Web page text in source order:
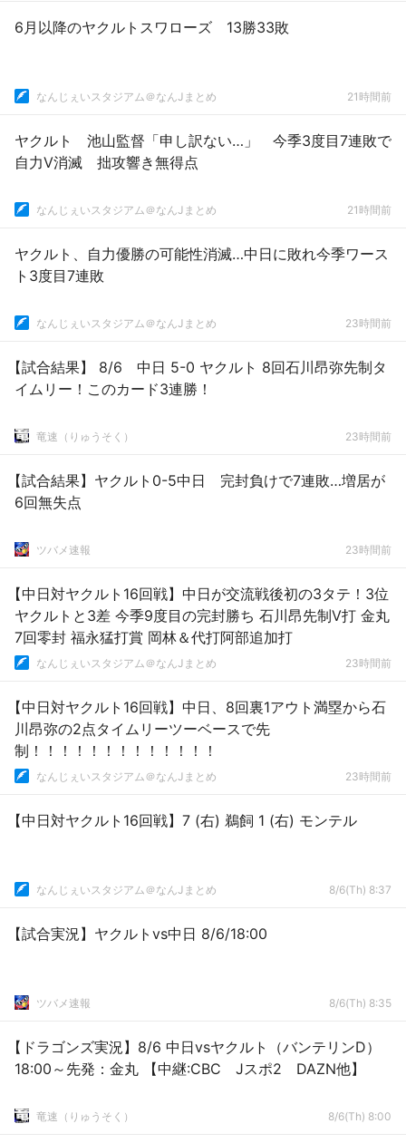
6月以降のヤクルトスワローズ 13勝33敗
なんじぇいスタジアム＠なんJまとめ 21時間前
ヤクルト 池山監督「申し訳ない…」 今季3度目7連敗で
自力V消滅 拙攻響き無得点
なんじぇいスタジアム＠なんJまとめ 21時間前
ヤクルト、自力優勝の可能性消滅…中日に敗れ今季ワース
ト3度目7連敗
なんじぇいスタジアム＠なんJまとめ 23時間前
【試合結果】 8/6 中日 5-0 ヤクルト 8回石川昂弥先制タ
イムリー！このカード3連勝！
竜速（りゅうそく） 23時間前
【試合結果】ヤクルト0-5中日 完封負けで7連敗…増居が
6回無失点
ツバメ速報 23時間前
【中日対ヤクルト16回戦】中日が交流戦後初の3タテ！3位
ヤクルトと3差 今季9度目の完封勝ち 石川昂先制V打 金丸
7回零封 福永猛打賞 岡林＆代打阿部追加打
なんじぇいスタジアム＠なんJまとめ 23時間前
【中日対ヤクルト16回戦】中日、8回裏1アウト満塁から石
川昂弥の2点タイムリーツーベースで先
制！！！！！！！！！！！！！
なんじぇいスタジアム＠なんJまとめ 23時間前
【中日対ヤクルト16回戦】7 (右) 鵜飼 1 (右) モンテル
なんじぇいスタジアム＠なんJまとめ 8/6(Th) 8:37
【試合実況】ヤクルトvs中日 8/6/18:00
ツバメ速報 8/6(Th) 8:35
【ドラゴンズ実況】8/6 中日vsヤクルト（バンテリンD）
18:00～先発：金丸 【中継:CBC Jスポ2 DAZN他】
竜速（りゅうそく） 8/6(Th) 8:00